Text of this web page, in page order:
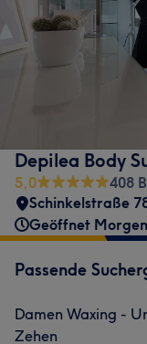
Depilea Body
5,0
408
Schinkelstraße
Geöffnet
Passende
Damen Waxing -
Zehen